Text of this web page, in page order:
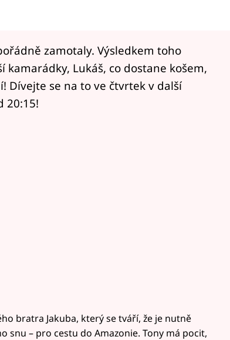
zamotaly. Výsledkem toho
Lukáš, co dostane košem,
Dívejte se na to ve čtvrtek v další
20:15!
bratra Jakuba, který se tváří, že je nutně
snu – pro cestu do Amazonie. Tony má pocit,